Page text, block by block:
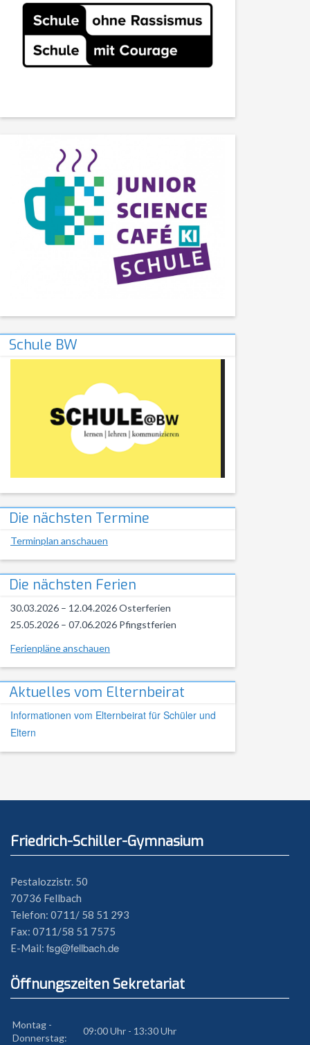
Schule BW
Die nächsten Termine
Terminplan anschauen
Die nächsten Ferien
30.03.2026 – 12.04.2026 Osterferien
25.05.2026 – 07.06.2026 Pfingstferien
Ferienpläne anschauen
Aktuelles vom Elternbeirat
Informationen vom Elternbeirat für Schüler und
Eltern
Friedrich-Schiller-Gymnasium
Pestalozzistr. 50
70736 Fellbach
Telefon: 0711/ 58 51 293
Fax: 0711/58 51 7575
E-Mail: fsg@fellbach.de
Öffnungszeiten Sekretariat
Montag -
Donnerstag:
09:00 Uhr - 13:30 Uhr